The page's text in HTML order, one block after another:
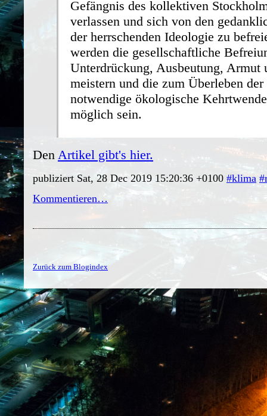
Gefängnis des kollektiven
verlassen und sich von den
der herrschenden Ideologie zu
werden die gesellschaftliche
Unterdrückung, Ausbeutung, Armut
meistern und die zum Überleben
notwendige ökologische
möglich sein.
Den Artikel gibt's hier.
publiziert Sat, 28 Dec 2019 15:20:36 +0100 #klima
Kommentieren…
Zurück zum Blogindex